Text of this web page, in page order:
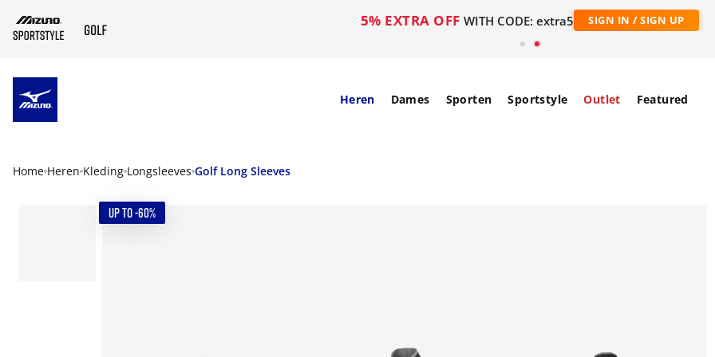
5% EXTRA OFF WITH CODE: extra5 SIGN IN / SIGN UP
Heren Dames Sporten Sportstyle Outlet Featured
Home Heren Kleding Longsleeves Golf Long Sleeves
UP TO -60%